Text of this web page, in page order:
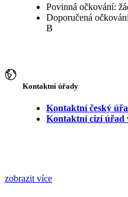
Povinná očkování:
Doporučená
B
Kontaktní úřady
Kontaktní český
Kontaktní cizí úřad
zobrazit více